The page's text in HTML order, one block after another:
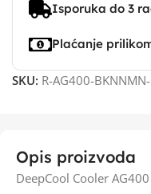
Isporuka do 3
Plaćanje
SKU: R-AG400-
Opis proizvoda
DeepCool Cooler